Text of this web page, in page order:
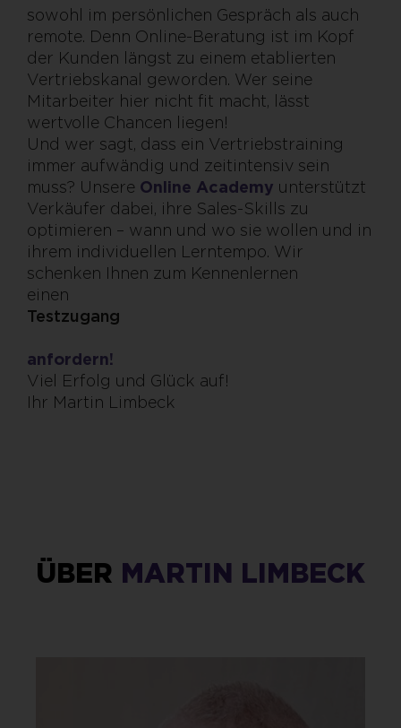
sowohl im persönlichen Gespräch als auch
remote. Denn Online-Beratung ist im Kopf
der Kunden längst zu einem etablierten
Vertriebskanal geworden. Wer seine
Mitarbeiter hier nicht fit macht, lässt
wertvolle Chancen liegen!
Und wer sagt, dass ein Vertriebstraining
immer aufwändig und zeitintensiv sein
muss? Unsere Online Academy unterstützt
Verkäufer dabei, ihre Sales-Skills zu
optimieren – wann und wo sie wollen und in
ihrem individuellen Lerntempo. Wir
schenken Ihnen zum Kennenlernen
Testzugang
anfordern!
Viel Erfolg und Glück auf!
Ihr Martin Limbeck
ÜBER MARTIN LIMBECK